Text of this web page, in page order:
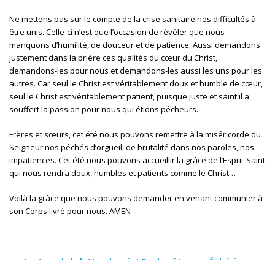
Ne mettons pas sur le compte de la crise sanitaire nos difficultés à
être unis. Celle-ci n’est que l’occasion de révéler que nous
manquons d’humilité, de douceur et de patience. Aussi demandons
justement dans la prière ces qualités du cœur du Christ,
demandons-les pour nous et demandons-les aussi les uns pour les
autres. Car seul le Christ est véritablement doux et humble de cœur,
seul le Christ est véritablement patient, puisque juste et saint il a
souffert la passion pour nous qui étions pécheurs.
Frères et sœurs, cet été nous pouvons remettre à la miséricorde du
Seigneur nos péchés d’orgueil, de brutalité dans nos paroles, nos
impatiences. Cet été nous pouvons accueillir la grâce de l’Esprit-Saint
qui nous rendra doux, humbles et patients comme le Christ…
Voilà la grâce que nous pouvons demander en venant communier à
son Corps livré pour nous. AMEN